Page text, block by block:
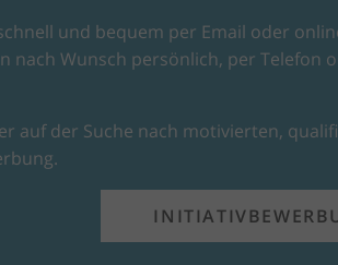
und bequem per Email oder
nach Wunsch persönlich, per Telefon
auf der Suche nach motivierten,